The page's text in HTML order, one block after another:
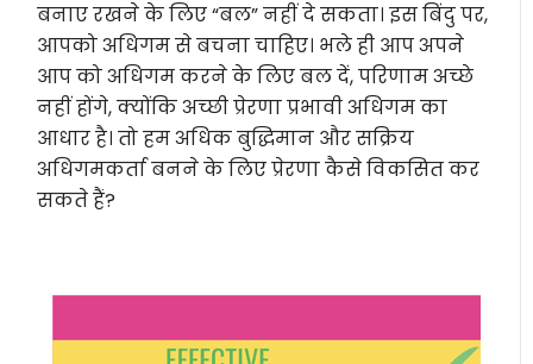
बनाए रखने के लिए “बल” नहीं दे सकता। इस बिंदु पर,
आपको अधिगम से बचना चाहिए। भले ही आप अपने
आप को अधिगम करने के लिए बल दें, परिणाम अच्छे
नहीं होंगे, क्योंकि अच्छी प्रेरणा प्रभावी अधिगम का
आधार है। तो हम अधिक बुद्धिमान और सक्रिय
अधिगमकर्ता बनने के लिए प्रेरणा कैसे विकसित कर
सकते हैं?